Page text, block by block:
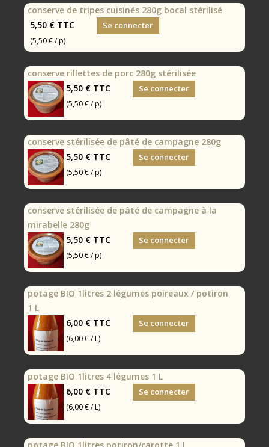
conserve de tripes cuisinés 280g bocal stérilisé
5,50 € TTC
(5,50 € / p)
Se connecter
conserve rillettes de porc 280g stérilisée
5,50 € TTC
(5,50 € / p)
Se connecter
conserve stérilisée de pâté de campagne 280g
5,50 € TTC
(5,50 € / p)
Se connecter
conserve stérilisée de pâté de campagne à la
mirabelle 280g
5,50 € TTC
(5,50 € / p)
Se connecter
potage BIO 1litres 2 légumes poireaux / potiron
1 L
6,00 € TTC
(6,00 € / L)
Se connecter
potage BIO 1litres 4 légumes 1 L
6,00 € TTC
(6,00 € / L)
Se connecter